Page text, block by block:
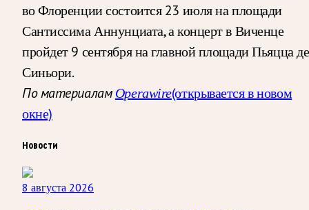
во Флоренции состоится 23 июля на площади
Сантиссима Аннунциата, а концерт в Виченце
пройдет 9 сентября на главной площади Пьяцца
Синьори.
По материалам Operawire(открывается в новом
окне)
Новости
8 августа 2026